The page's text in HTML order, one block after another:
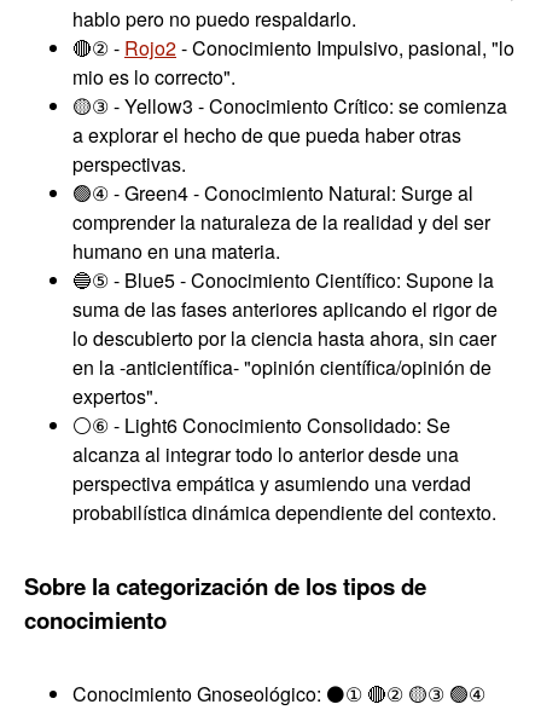
hablo pero no puedo respaldarlo.
🔴② - Rojo2- Conocimiento Impulsivo, pasional, "lo
mio es lo correcto".
🟡③ - Yellow3 - Conocimiento Crítico: se comienza
a explorar el hecho de que pueda haber otras
perspectivas.
🟢④ - Green4 - Conocimiento Natural: Surge al
comprender la naturaleza de la realidad y del ser
humano en una materia.
🔵⑤ - Blue5 - Conocimiento Científico: Supone la
suma de las fases anteriores aplicando el rigor de
lo descubierto por la ciencia hasta ahora, sin caer
en la -anticientífica- "opinión científica/opinión de
expertos".
⚪⑥ - Light6 Conocimiento Consolidado: Se
alcanza al integrar todo lo anterior desde una
perspectiva empática y asumiendo una verdad
probabilística dinámica dependiente del contexto.
Sobre la categorización de los tipos de
conocimiento
Conocimiento Gnoseológico: ⚫① 🔴② 🟡③ 🟢④